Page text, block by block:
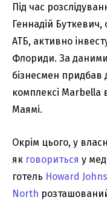
Під час
Геннадій Буткевич,
АТБ, активно
Флориди. За
бізнесмен
комплексі Marbella
Маямі.
Окрім цього, у
як говориться у
готель Howard
North